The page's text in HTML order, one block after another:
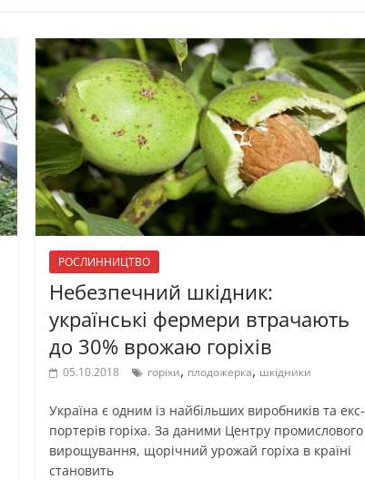
РОСЛИННИЦТВО
Небезпечний шкідник:
українські фермери втрачають
до 30% врожаю горіхів
05.10.2018 горіхи, плодожерка, шкідники
Ук­раїна є од­ним із найбільших ви­­робників та ек­с­
пор­терів горіха. За да­­ни­ми Цен­т­ру про­мис­ло­во­го
ви­ро­щу­ван­ня, щорічний уро­жай горіха в країні
ста­но­вить